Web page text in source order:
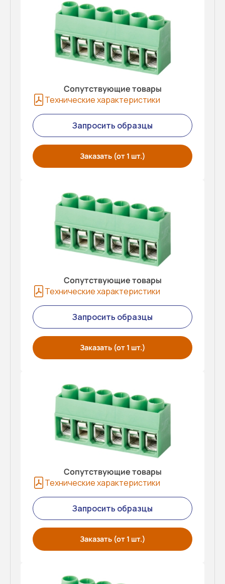
Сопутствующие товары
Технические характеристики
Запросить образцы
Заказать (от 1 шт.)
Сопутствующие товары
Технические характеристики
Запросить образцы
Заказать (от 1 шт.)
Сопутствующие товары
Технические характеристики
Запросить образцы
Заказать (от 1 шт.)